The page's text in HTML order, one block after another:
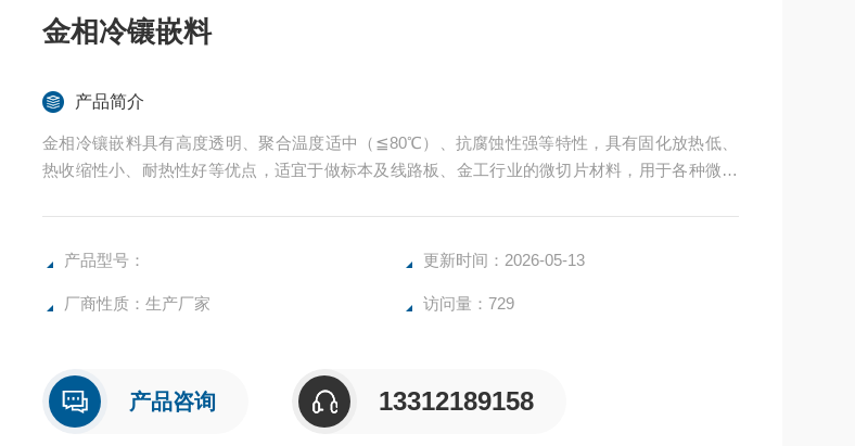
金相冷镶嵌料
产品简介
金相冷镶嵌料具有高度透明、聚合温度适中（≦80℃）、抗腐蚀性强等特性，具有固化放热低、
热收缩性小、耐热性好等优点，适宜于做标本及线路板、金工行业的微切片材料，用于各种微小
产品型号： 更新时间：2026-05-13
厂商性质：生产厂家 访问量：729
产品咨询 13312189158